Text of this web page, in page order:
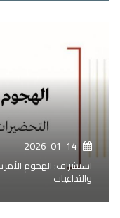
2026-01-14
استشراف: الهجوم
والتداعيات